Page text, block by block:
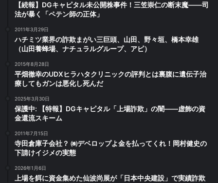
【続報】DGキャピタル未公開株事件！三笠崇仁の断末魔――司
法が暴く「ペテン師の正体」
2011年3月29日
ハチミツ業界の詐欺まがい三巨頭、山田、野々垣、橋本幸雄
（山田養蜂場、ナチュラルグループ、アピ）
2015年8月28日
平畑徹幸のUDXヒラハタクリニックの評判とは裏腹に遺伝子治
療してもガンは悪化し死んだ
2025年3月30日
保護中: 【特報】DGキャピタル「上場詐欺」の闇――虚飾の資
金還流スキーム
2011年7月15日
寺田倉庫子会社？ ㈱デベロップよ金を払ってくれ！岡村健史の
下請けイジメの実態
2026年1月6日
上場を餌に資金集めた仙波尚展が「日本中央建設」で実績詐欺